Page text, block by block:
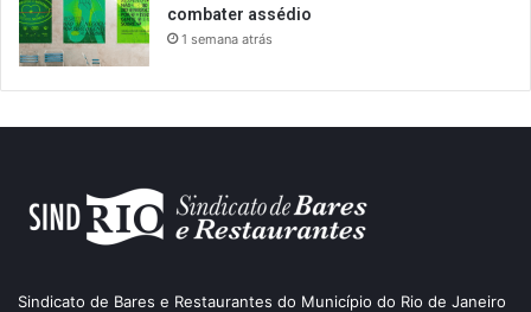
combater assédio
1 semana atrás
Sindicato de Bares e Restaurantes do Município do Rio de Janeiro